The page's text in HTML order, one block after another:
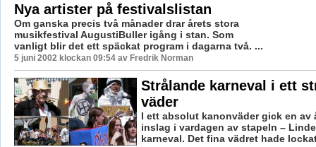
Nya artister på festivalslistan
Om ganska precis två månader drar årets stora
musikfestival AugustiBuller igång i stan. Som
vanligt blir det ett späckat program i dagarna två. ...
5 juni 2002 klockan 09:54 av Fredrik Norman
Strålande karneval i ett
väder
I ett absolut kanonväder gick en av
inslag i vardagen av stapeln –
karneval. Det fina vädret hade